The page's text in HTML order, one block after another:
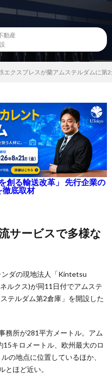
動産
エクスプレスが蘭アムステルダムに第
創る輸送改革」 先行企業の
徹底取材
ダの現地法人「Kintetsu
ルクス)が同11日付でアムステ
テルダム第2倉庫」を開設した
務所が281平方メートル。アム
キロメートル、欧州最大のロ
の地点に位置しているほか、
とほど近い。